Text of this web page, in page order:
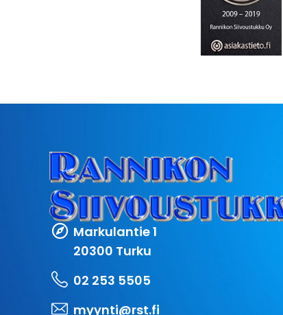
Markulantie 1
20300 Turku
02 253 5505
myynti@rst.fi